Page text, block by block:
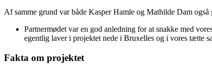
Af samme grund var både Kasper Hamle og Mathilde Dam
Partnermødet var en god anledning for at snakke med
egentlig laver i projektet nede i Bruxelles og i vores tætte
Fakta om projektet